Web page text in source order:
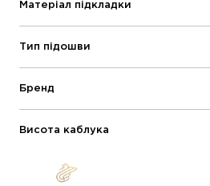
Матеріал підкладки
Тип підошви
Бренд
Висота каблука